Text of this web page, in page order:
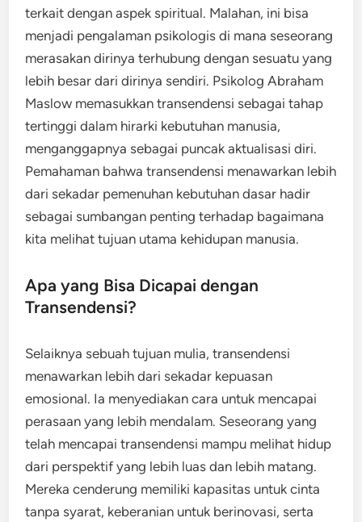
terkait dengan aspek spiritual. Malahan, ini bisa
menjadi pengalaman psikologis di mana seseorang
merasakan dirinya terhubung dengan sesuatu yang
lebih besar dari dirinya sendiri. Psikolog Abraham
Maslow memasukkan transendensi sebagai tahap
tertinggi dalam hirarki kebutuhan manusia,
menganggapnya sebagai puncak aktualisasi diri.
Pemahaman bahwa transendensi menawarkan lebih
dari sekadar pemenuhan kebutuhan dasar hadir
sebagai sumbangan penting terhadap bagaimana
kita melihat tujuan utama kehidupan manusia.
Apa yang Bisa Dicapai dengan
Transendensi?
Selaiknya sebuah tujuan mulia, transendensi
menawarkan lebih dari sekadar kepuasan
emosional. Ia menyediakan cara untuk mencapai
perasaan yang lebih mendalam. Seseorang yang
telah mencapai transendensi mampu melihat hidup
dari perspektif yang lebih luas dan lebih matang.
Mereka cenderung memiliki kapasitas untuk cinta
tanpa syarat, keberanian untuk berinovasi, serta